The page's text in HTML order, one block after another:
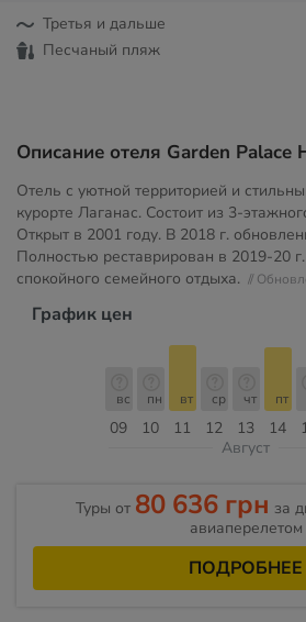
Третья и дальше
Песчаный пляж
Описание отеля Garden Palace
Отель с уютной территорией и
курорте Лаганас. Состоит из 3-
Открыт в 2001 году. В 2018 г.
Полностью реставрирован в 2019-20
спокойного семейного отдыха. //
График цен
09
вс
10
пн
11
вт
12
ср
13
чт
14
пт
Август
Туры от 80 636 грн за
авиаперелетом
ПОДРОБНЕЕ